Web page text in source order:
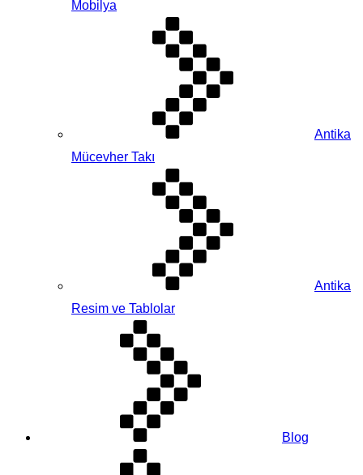
Mobilya
Antika
Mücevher Takı
Antika
Resim ve Tablolar
Blog